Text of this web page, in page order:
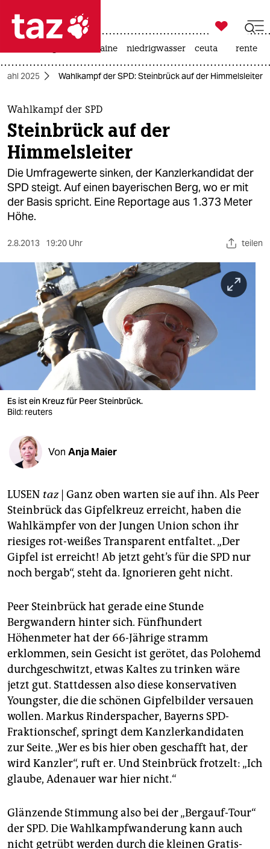
 taz zahl ich
taz zahl ich
themen
politik
öko
gesellschaft
kultur
sport
berlin
wahrheit
verlag
veranstaltungen
fragen & hilfe
unterstützen
abo
genossenschaft
epaper login

taz zahl ich
krieg in der ukraine niedrigwasser ceuta rente
2025 Wahlkampf der SPD: Steinbrück auf der Himmelsleiter
Wahlkampf der SPD
Steinbrück auf der
Himmelsleiter
Die Umfragewerte sinken, der Kanzlerkandidat der
SPD steigt. Auf einen bayerischen Berg, wo er mit
der Basis spricht. Eine Reportage aus 1.373 Meter
Höhe.
2.8.2013 19:20 Uhr teilen
Es ist ein Kreuz für Peer Steinbrück.
Bild: reuters
Von Anja Maier
LUSEN taz| Ganz oben warten sie auf ihn. Als Peer
Steinbrück das Gipfelkreuz erreicht, haben die
Wahlkämpfer von der Jungen Union schon ihr
riesiges rot-weißes Transparent entfaltet. „Der
Gipfel ist erreicht! Ab jetzt geht’s für die SPD nur
noch bergab“, steht da. Ignorieren geht nicht.
Peer Steinbrück hat gerade eine Stunde
Bergwandern hinter sich. Fünfhundert
Höhenmeter hat der 66-Jährige stramm
erklommen, sein Gesicht ist gerötet, das Polohemd
durchgeschwitzt, etwas Kaltes zu trinken wäre
jetzt gut. Stattdessen also diese konservativen
Youngster, die die schönen Gipfelbilder versauen
wollen. Markus Rinderspacher, Bayerns SPD-
Fraktionschef, springt dem Kanzlerkandidaten
zur Seite. „Wer es bis hier oben geschafft hat, der
wird Kanzler“, ruft er. Und Steinbrück frotzelt: „Ich
glaube, Adenauer war hier nicht.“
Glänzende Stimmung also bei der „Bergauf-Tour“
der SPD. Die Wahlkampfwanderung kann auch
nicht getrübt werden durch die kleinen Gratis-